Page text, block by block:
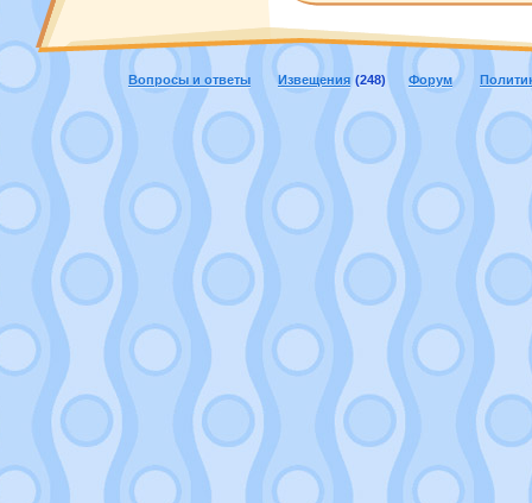
Вопросы и ответы Извещения (248) Форум